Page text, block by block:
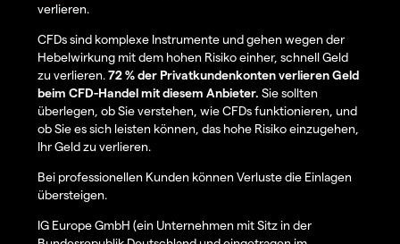
verlieren.
CFDs sind komplexe Instrumente und gehen wegen der
Hebelwirkung mit dem hohen Risiko einher, schnell Geld
zu verlieren.72 % der Privatkundenkonten verlieren Geld
beim CFD-Handel mit diesem Anbieter. Sie sollten
überlegen, ob Sie verstehen, wie CFDs funktionieren, und
ob Sie es sich leisten können, das hohe Risiko einzugehen,
Ihr Geld zu verlieren.
Bei professionellen Kunden können Verluste die Einlagen
übersteigen.
IG Europe GmbH (ein Unternehmen mit Sitz in der